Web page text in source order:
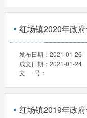
红场镇2020年政
发布日期： 2021-01-26
成文日期： 2021-01-24
文 号：
红场镇2019年政